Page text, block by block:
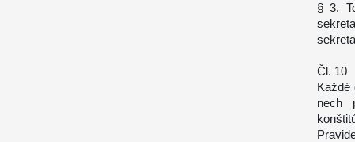
§ 3.
Čl. 10
Každé
nech